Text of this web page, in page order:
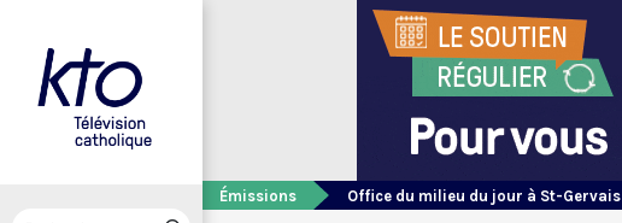
Émissions Office du milieu du jour à St-Gervais